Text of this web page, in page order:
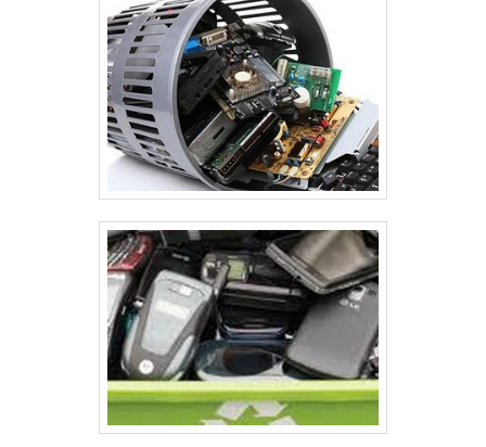
excelência para toda a carteira de
clientes.Aproveite a visita para acessar o
nosso site e saber mais sobre a empresa,
nossos serviços e produtos. Se preferir,
entre em contato com um dos nossos
consultores e solicite um orçamento!.